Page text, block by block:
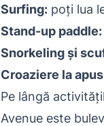
Surfing: poți lua
Stand-up paddle:
Snorkeling și
Croaziere la
Pe lângă
Avenue este